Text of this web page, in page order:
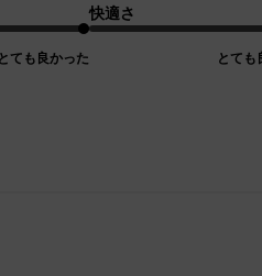
とても良かった
快適さ
とても